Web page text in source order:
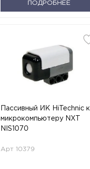
ПОДРОБНЕЕ
Пассивный ИК HiTechnic к
микрокомпьютеру NXT
NIS1070
Арт 10379